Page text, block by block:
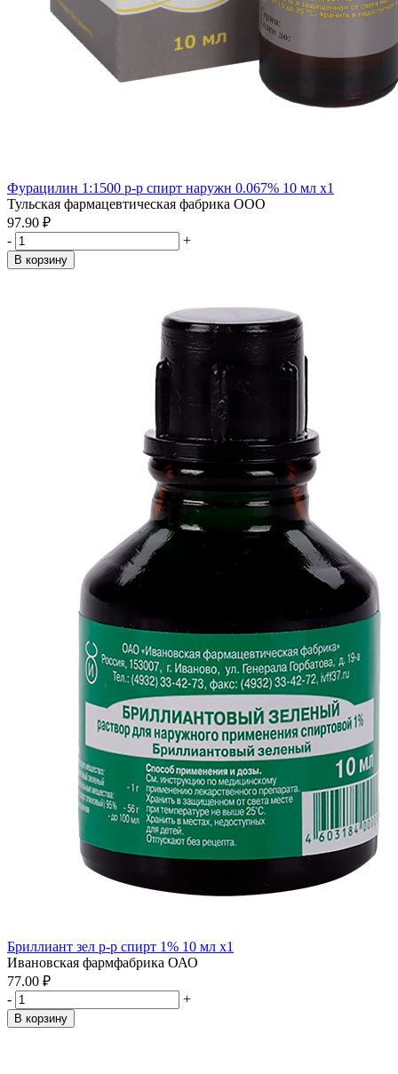
Фурацилин 1:1500 р-р спирт наружн 0.067% 10 мл x1
Тульская фармацевтическая фабрика ООО
97.90 ₽
-
+
В корзину
Бриллиант зел р-р спирт 1% 10 мл x1
Ивановская фармфабрика ОАО
77.00 ₽
-
+
В корзину